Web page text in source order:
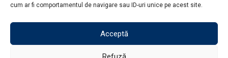
cum ar fi comportamentul de navigare sau ID-uri unice pe acest site.
Acceptă